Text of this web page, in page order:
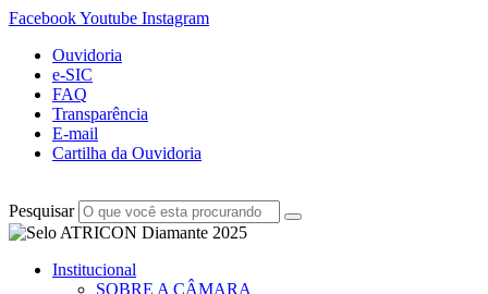
FacebookYoutube Instagram
Ouvidoria
e-SIC
FAQ
Transparência
E-mail
Cartilha da Ouvidoria
Pesquisar
Institucional
SOBRE A CÂMARA